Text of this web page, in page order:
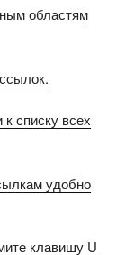
областям
списку всех
удобно
клавишу U